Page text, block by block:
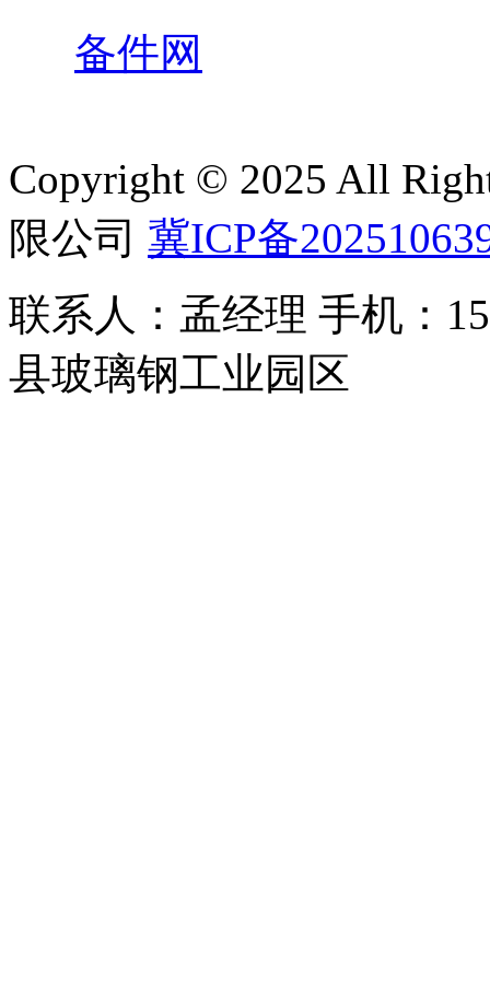
备件网
Copyright © 2025 All
限公司 冀ICP备
联系人：孟经理 手机：
县玻璃钢工业园区